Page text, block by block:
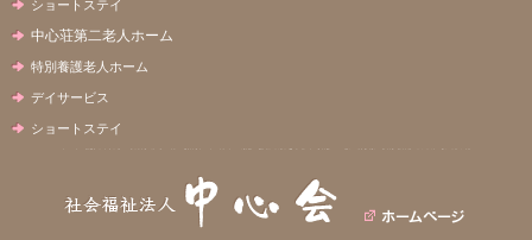
ショートステイ
中心荘第二老人ホーム
特別養護老人ホーム
デイサービス
ショートステイ